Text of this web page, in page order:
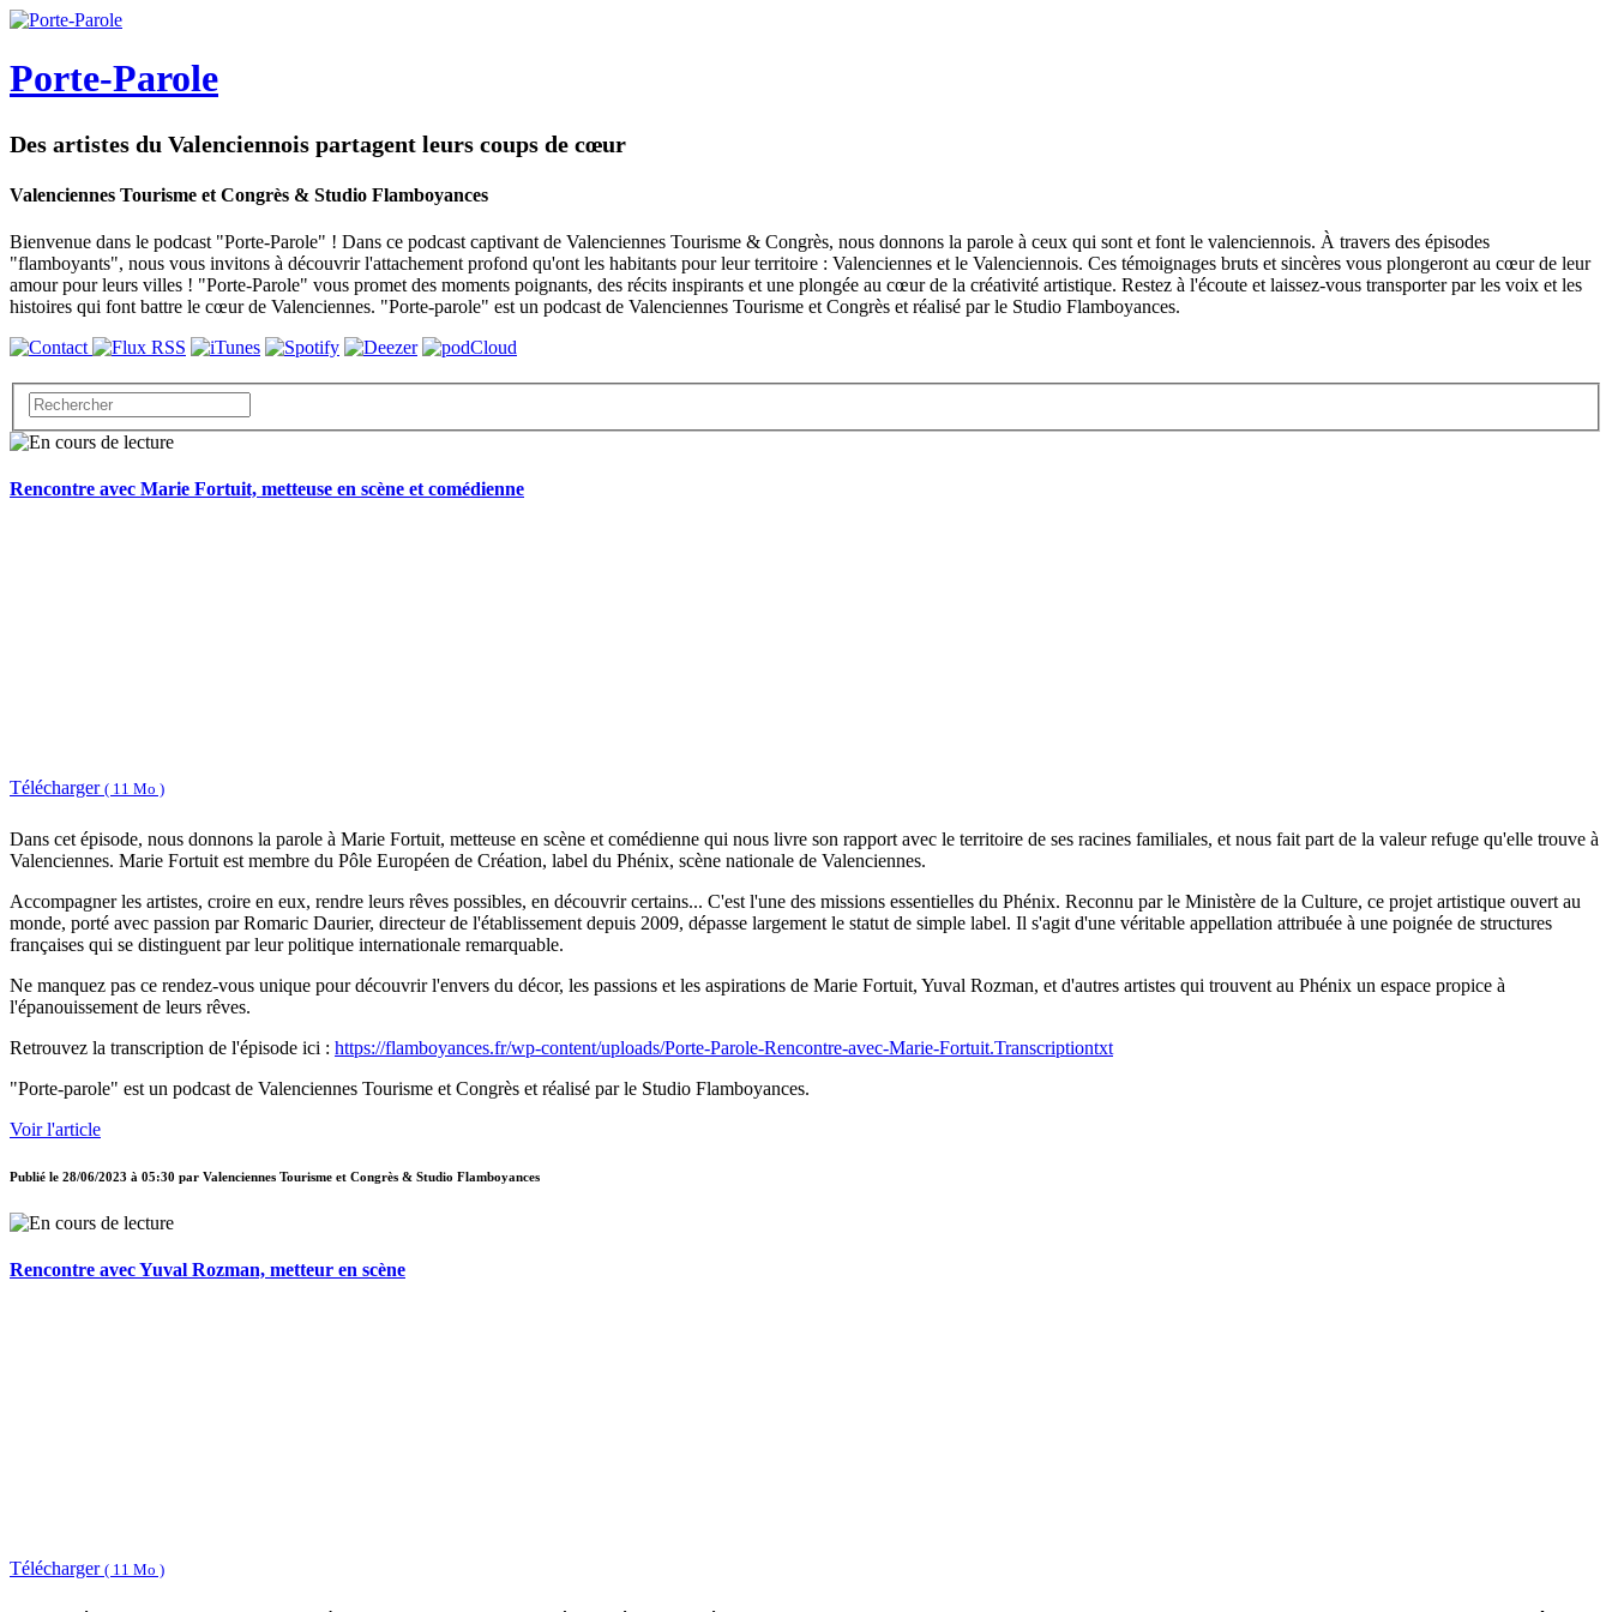
Porte-Parole
Des artistes du Valenciennois partagent leurs coups de cœur
Valenciennes Tourisme et Congrès & Studio Flamboyances
Bienvenue dans le podcast "Porte-Parole" ! Dans ce podcast captivant de Valenciennes Tourisme & Congrès, nous donnons la parole à ceux qui sont et font le valenciennois. À travers des épisodes
"flamboyants", nous vous invitons à découvrir l'attachement profond qu'ont les habitants pour leur territoire : Valenciennes et le Valenciennois. Ces témoignages bruts et sincères vous plongeront au cœur de leur
amour pour leurs villes ! "Porte-Parole" vous promet des moments poignants, des récits inspirants et une plongée au cœur de la créativité artistique. Restez à l'écoute et laissez-vous transporter par les voix et les
histoires qui font battre le cœur de Valenciennes. "Porte-parole" est un podcast de Valenciennes Tourisme et Congrès et réalisé par le Studio Flamboyances.
Rencontre avec Marie Fortuit, metteuse en scène et comédienne
Télécharger ( 11 Mo )
Dans cet épisode, nous donnons la parole à Marie Fortuit, metteuse en scène et comédienne qui nous livre son rapport avec le territoire de ses racines familiales, et nous fait part de la valeur refuge qu'elle trouve à
Valenciennes. Marie Fortuit est membre du Pôle Européen de Création, label du Phénix, scène nationale de Valenciennes.
Accompagner les artistes, croire en eux, rendre leurs rêves possibles, en découvrir certains... C'est l'une des missions essentielles du Phénix. Reconnu par le Ministère de la Culture, ce projet artistique ouvert au
monde, porté avec passion par Romaric Daurier, directeur de l'établissement depuis 2009, dépasse largement le statut de simple label. Il s'agit d'une véritable appellation attribuée à une poignée de structures
françaises qui se distinguent par leur politique internationale remarquable.
Ne manquez pas ce rendez-vous unique pour découvrir l'envers du décor, les passions et les aspirations de Marie Fortuit, Yuval Rozman, et d'autres artistes qui trouvent au Phénix un espace propice à
l'épanouissement de leurs rêves.
Retrouvez la transcription de l'épisode ici : https://flamboyances.fr/wp-content/uploads/Porte-Parole-Rencontre-avec-Marie-Fortuit.Transcriptiontxt
"Porte-parole" est un podcast de Valenciennes Tourisme et Congrès et réalisé par le Studio Flamboyances.
Voir l'article
Publié le 28/06/2023 à 05:30 par Valenciennes Tourisme et Congrès & Studio Flamboyances
Rencontre avec Yuval Rozman, metteur en scène
Télécharger ( 11 Mo )